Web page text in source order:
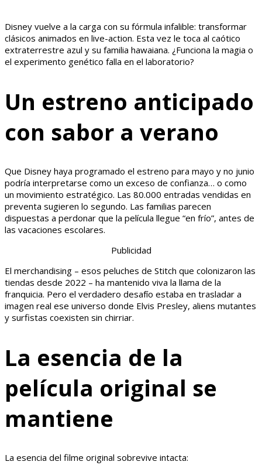
Disney vuelve a la carga con su fórmula infalible: transformar
clásicos animados en live-action. Esta vez le toca al caótico
extraterrestre azul y su familia hawaiana. ¿Funciona la magia o
el experimento genético falla en el laboratorio?
Un estreno anticipado
con sabor a verano
Que Disney haya programado el estreno para mayo y no junio
podría interpretarse como un exceso de confianza… o como
un movimiento estratégico. Las 80.000 entradas vendidas en
preventa sugieren lo segundo. Las familias parecen
dispuestas a perdonar que la película llegue “en frío”, antes de
las vacaciones escolares.
Publicidad
El merchandising – esos peluches de Stitch que colonizaron las
tiendas desde 2022 – ha mantenido viva la llama de la
franquicia. Pero el verdadero desafío estaba en trasladar a
imagen real ese universo donde Elvis Presley, aliens mutantes
y surfistas coexisten sin chirriar.
La esencia de la
película original se
mantiene
La esencia del filme original sobrevive intacta: